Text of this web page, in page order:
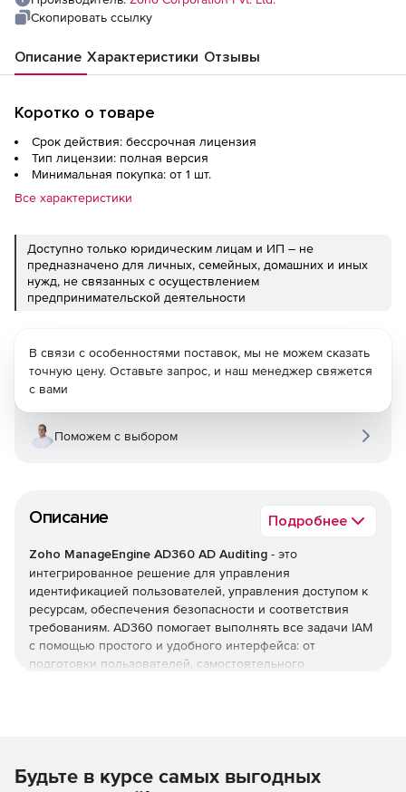
Скопировать ссылку
Описание Характеристики Отзывы
Коротко о товаре
Срок действия: бессрочная лицензия
Тип лицензии: полная версия
Минимальная покупка: от 1 шт.
Все характеристики
Доступно только юридическим лицам и ИП – не
предназначено для личных, семейных, домашних и иных
нужд, не связанных с осуществлением
предпринимательской деятельности
Описание Подробнее
Zoho ManageEngine AD360 AD Auditing - это
интегрированное решение для управления
идентификацией пользователей, управления доступом к
ресурсам, обеспечения безопасности и соответствия
требованиям. AD360 помогает выполнять все задачи IAM
с помощью простого и удобного интерфейса: от
подготовки пользователей, самостоятельного
Оптимизация управления жизненным циклом
В связи с особенностями поставок, мы не можем сказать
точную цену. Оставьте запрос, и наш менеджер свяжется
с вами
Поможем с выбором
Будьте в курсе самых выгодных